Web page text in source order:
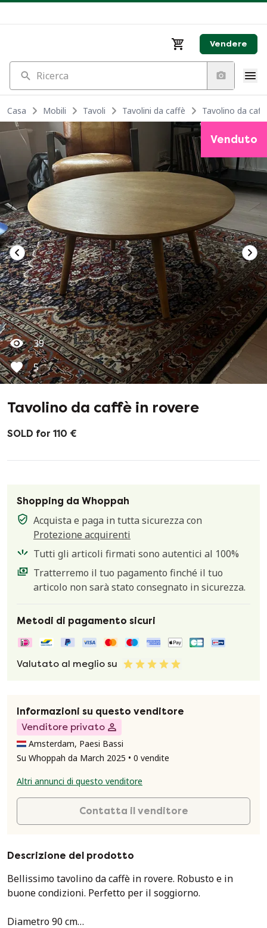
Vendere
Ricerca
Casa Mobili Tavoli Tavolini da caffè Tavolino da
39
5
Venduto
Tavolino da caffè in rovere
SOLD for 110 €
Shopping da Whoppah
Acquista e paga in tutta sicurezza con
Protezione acquirenti
Tutti gli articoli firmati sono autentici al 100%
Tratterremo il tuo pagamento finché il tuo
articolo non sarà stato consegnato in sicurezza.
Metodi di pagamento sicuri
Valutato al meglio su
Informazioni su questo venditore
Venditore privato
Amsterdam, Paesi Bassi
Su Whoppah da March 2025 • 0 vendite
Altri annunci di questo venditore
Contatta il venditore
Descrizione del prodotto
Bellissimo tavolino da caffè in rovere. Robusto e in
buone condizioni. Perfetto per il soggiorno.
Diametro 90 cm